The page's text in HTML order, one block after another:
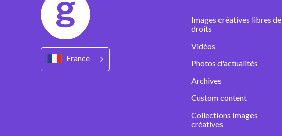
France
Images créatives libres de
droits
Vidéos
Photos d'actualités
Archives
Custom content
Collections Images
créatives